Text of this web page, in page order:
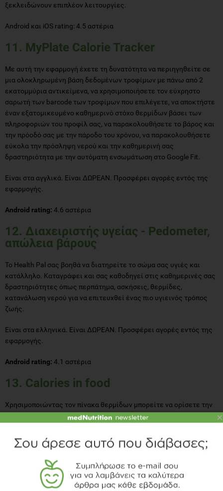
ξεκλειδώνουν επιπλέον λειτουργίες.
Android και iOS rating: 4.5 αστέρια
11. MyPlate Calorie Tracker
Με αυτή την εφαρμογή έχετε τη δυνατότητα να περιηγηθείτε σε
μια ολοκληρωμένη βάση δεδομένων τροφίμων με πάνω από 2
εκατομμύρια αντικείμενα, να χρησιμοποιήσετε τον εύχρηστο
σαρωτή των barcode των τροφίμων που επιλέγετε, να αποκτήστε
έναν εξατομικευμένο καθημερινό στόχο θερμίδων βάσει των
πληροφοριών του προφίλ σας, να παρακολουθήσετε το βάρος και
την πρόοδό σας με την πάροδο του χρόνου, να παρακολουθήσετε
εύκολα την πρόσληψη νερού και την καθημερινή σας
δραστηριότητα με την αυτόματη ενσωμάτωση στο Google Fit.
Είναι στα αγγλικά. Είναι ΔΩΡΕΑΝ. Προσφέρει αγορές εντός της
εφαρμογής.
Android rating: 4.6 αστέρια
12. Διαχειριστής υγείας - Pedometer,
απώλεια βάρους
Το Health Pal σας βοηθά να διατηρείτε το σώμα σας υγιές και
κατάλληλο. Καταγράφει και σας καθοδηγεί στις καθημερινές σας
δραστηριότητες όπως περπάτημα, ασκήσεις, θερμίδες,
κατανάλωση νερού για να επιτευχθεί ένας πιο υγιεινός τρόπος
ζωής.
Είναι στα ελληνικά. Είναι ΔΩΡΕΑΝ. Προσφέρει αγορές εντός της
εφαρμογής.
Android rating: 4.1 αστέρια
13. Calories in food
Χρησιμοποιώντας τον πίνακα θερμίδων μπορείτε να ορίσετε την
ενεργειακή αξία των πιο δημοφιλών ειδών διατροφής και
διορθώσετε την καθημερινή σας κατανάλωση τροφής! Ο γενικός
κατάλογος περιλαμβάνει τις πληροφορίες για την
περιεκτικότητα σε ενέργεια, υδατάνθρακες, πρωτεΐνες και λίπη
στα 100 γραμμάρια τροφής. Η ενεργειακή αξία εκφράζεται σε
kilocalories (kcal). Η εφαρμογή περιέχει περισσότερα από 8700
×